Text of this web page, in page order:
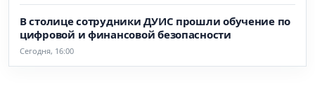
В столице сотрудники ДУИС прошли обучение по
цифровой и финансовой безопасности
Сегодня, 16:00